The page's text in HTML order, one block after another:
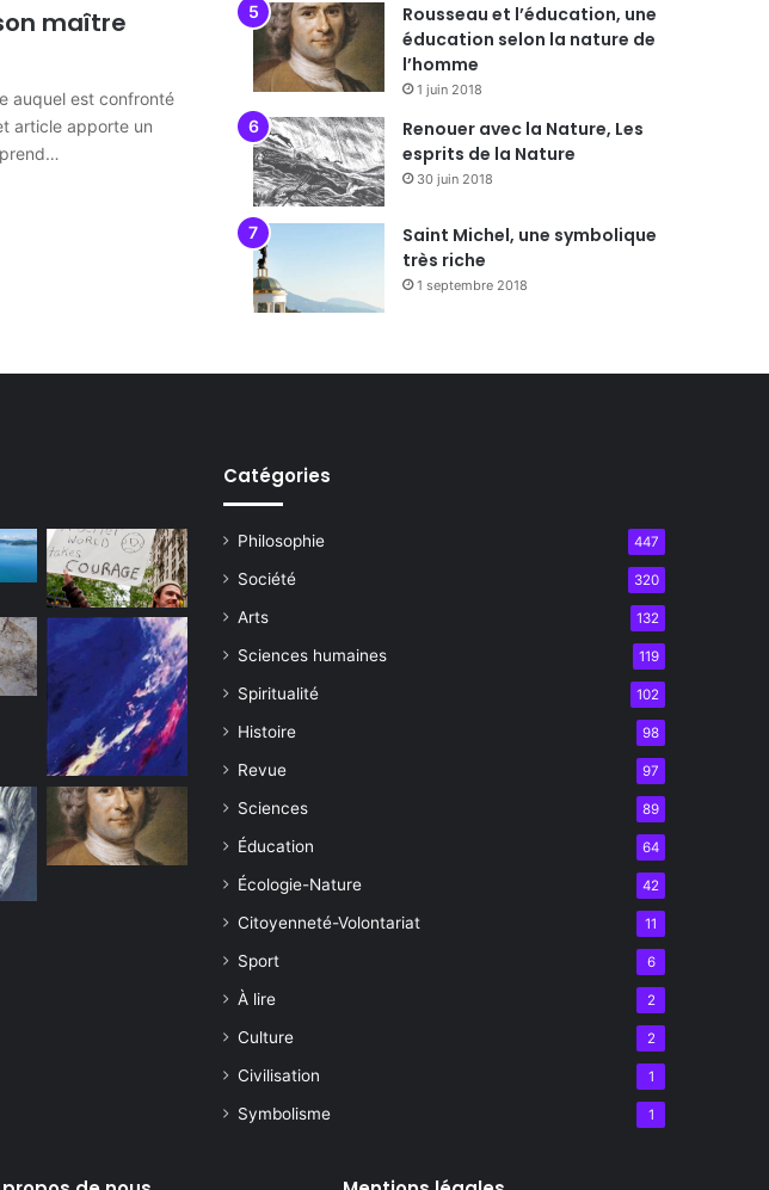
maître
auquel est confronté
article apporte un
Rousseau et l’éducation, une
éducation selon la nature de
l’homme
1 juin 2018
Renouer avec la Nature, Les
esprits de la Nature
30 juin 2018
Saint Michel, une symbolique
très riche
1 septembre 2018
Catégories
Philosophie 447
Société 320
Arts 132
Sciences humaines 119
Spiritualité 102
Histoire 98
Revue 97
Sciences 89
Éducation 64
Écologie-Nature 42
Citoyenneté-Volontariat 11
Sport 6
À lire 2
Culture 2
Civilisation 1
Symbolisme 1